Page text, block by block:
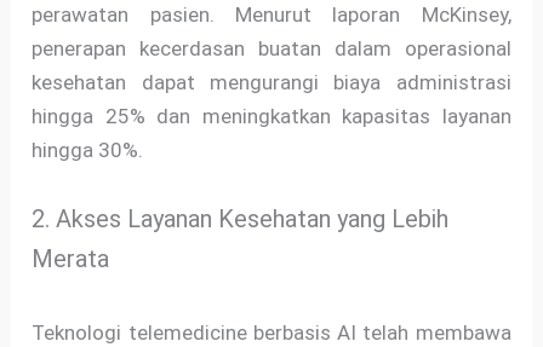
perawatan pasien. Menurut laporan McKinsey,
penerapan kecerdasan buatan dalam operasional
kesehatan dapat mengurangi biaya administrasi
hingga 25% dan meningkatkan kapasitas layanan
hingga 30%.
2. Akses Layanan Kesehatan yang Lebih
Merata
Teknologi telemedicine berbasis AI telah membawa